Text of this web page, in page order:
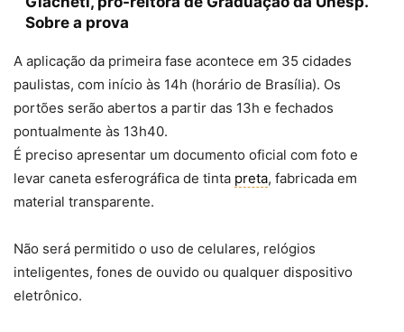
Sobre a prova
A aplicação da primeira fase acontece em 35 cidades
paulistas, com início às 14h (horário de Brasília). Os
portões serão abertos a partir das 13h e fechados
pontualmente às 13h40.
É preciso apresentar um documento oficial com foto e
levar caneta esferográfica de tinta preta, fabricada em
material transparente.
Não será permitido o uso de celulares, relógios
inteligentes, fones de ouvido ou qualquer dispositivo
eletrônico.